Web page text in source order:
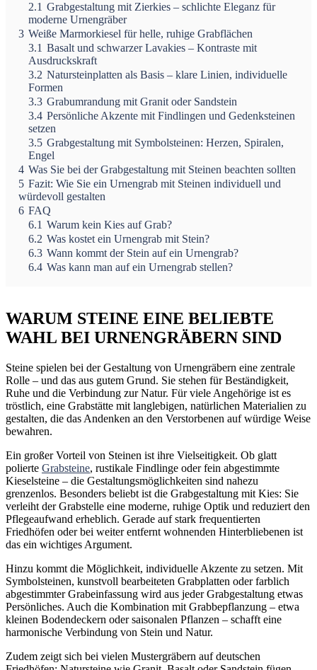
2.1 Grabgestaltung mit Zierkies – schlichte Eleganz für
moderne Urnengräber
3 Weiße Marmorkiesel für helle, ruhige Grabflächen
3.1 Basalt und schwarzer Lavakies – Kontraste mit
Ausdruckskraft
3.2 Natursteinplatten als Basis – klare Linien, individuelle
Formen
3.3 Grabumrandung mit Granit oder Sandstein
3.4 Persönliche Akzente mit Findlingen und Gedenksteinen
setzen
3.5 Grabgestaltung mit Symbolsteinen: Herzen, Spiralen,
Engel
4 Was Sie bei der Grabgestaltung mit Steinen beachten sollten
5 Fazit: Wie Sie ein Urnengrab mit Steinen individuell und
würdevoll gestalten
6 FAQ
6.1 Warum kein Kies auf Grab?
6.2 Was kostet ein Urnengrab mit Stein?
6.3 Wann kommt der Stein auf ein Urnengrab?
6.4 Was kann man auf ein Urnengrab stellen?
WARUM STEINE EINE BELIEBTE
WAHL BEI URNENGRÄBERN SIND
Steine spielen bei der Gestaltung von Urnengräbern eine zentrale
Rolle – und das aus gutem Grund. Sie stehen für Beständigkeit,
Ruhe und die Verbindung zur Natur. Für viele Angehörige ist es
tröstlich, eine Grabstätte mit langlebigen, natürlichen Materialien zu
gestalten, die das Andenken an den Verstorbenen auf würdige Weise
bewahren.
Ein großer Vorteil von Steinen ist ihre Vielseitigkeit. Ob glatt
polierte Grabsteine, rustikale Findlinge oder fein abgestimmte
Kieselsteine – die Gestaltungsmöglichkeiten sind nahezu
grenzenlos. Besonders beliebt ist die Grabgestaltung mit Kies: Sie
verleiht der Grabstelle eine moderne, ruhige Optik und reduziert den
Pflegeaufwand erheblich. Gerade auf stark frequentierten
Friedhöfen oder bei weiter entfernt wohnenden Hinterbliebenen ist
das ein wichtiges Argument.
Hinzu kommt die Möglichkeit, individuelle Akzente zu setzen. Mit
Symbolsteinen, kunstvoll bearbeiteten Grabplatten oder farblich
abgestimmter Grabeinfassung wird aus jeder Grabgestaltung etwas
Persönliches. Auch die Kombination mit Grabbepflanzung – etwa
kleinen Bodendeckern oder saisonalen Pflanzen – schafft eine
harmonische Verbindung von Stein und Natur.
Zudem zeigt sich bei vielen Mustergräbern auf deutschen